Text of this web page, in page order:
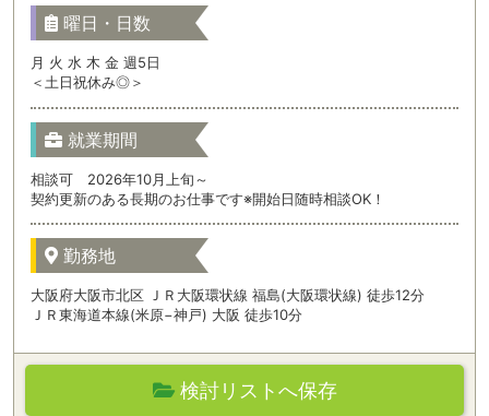
曜日・日数
月 火 水 木 金 週5日
＜土日祝休み◎＞
就業期間
相談可 2026年10月上旬～
契約更新のある長期のお仕事です※開始日随時相談OK！
勤務地
大阪府大阪市北区 ＪＲ大阪環状線 福島(大阪環状線) 徒歩12分
ＪＲ東海道本線(米原−神戸) 大阪 徒歩10分
検討リストへ保存